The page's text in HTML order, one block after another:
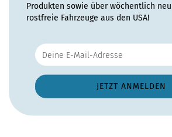
Produkten sowie über wöchentlich
rostfreie Fahrzeuge aus den USA!